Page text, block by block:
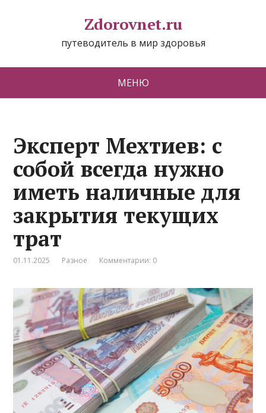
Zdorovnet.ru
путеводитель в мир здоровья
МЕНЮ
Эксперт Мехтиев: с
собой всегда нужно
иметь наличные для
закрытия текущих
трат
01.11.2025 Разное Комментарии: 0